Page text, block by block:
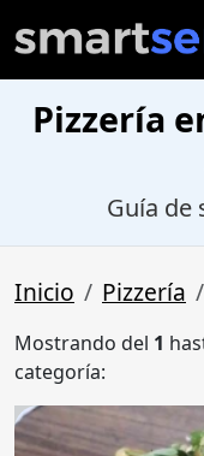
Pizzería
Guía de
Inicio Pizzería
Mostrando del 1
categoría: